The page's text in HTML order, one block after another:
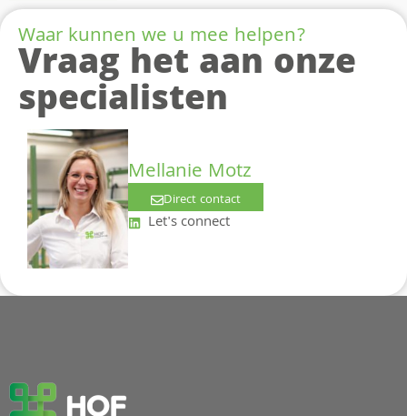
Waar kunnen we u mee helpen?
Vraag het aan onze
specialisten
Mellanie Motz
Direct contact
Let's connect